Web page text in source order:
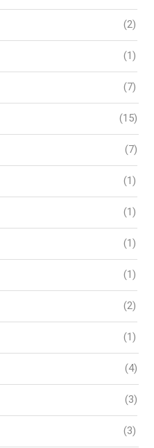
(2)
(1)
(7)
(15)
(7)
(1)
(1)
(1)
(1)
(2)
(1)
(4)
(3)
(3)